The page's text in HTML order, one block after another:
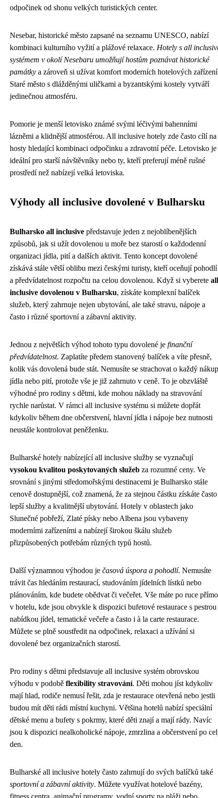
odpočinek od shonu velkých turistických center.
Nesebar, historické město zapsané na seznamu UNESCO, nabízí
kombinaci kulturního vyžití a plážové relaxace. Hotely s all
systémem v okolí Nesebaru umožňují hostům poznávat historické
památky a zároveň si užívat komfort moderních hotelových
Staré město s dlážděnými uličkami a byzantskými kostely vytváří
jedinečnou atmosféru.
Pomorie je menší letovisko známé svými léčivými bahenními
lázněmi a klidnější atmosférou. All inclusive hotely zde často cílí na
hosty hledající kombinaci odpočinku a zdravotní péče. Letovisko je
ideální pro starší návštěvníky nebo ty, kteří preferují méně rušné
prostředí než nabízejí velká letoviska.
Výhody all inclusive dovolené v Bulharsku
Bulharsko all inclusive představuje jeden z nejoblíbenějších
způsobů, jak si užít dovolenou u moře bez starostí o každodenní
organizaci jídla, pití a dalších aktivit. Tento koncept dovolené
získává stále větší oblibu mezi českými turisty, kteří oceňují pohodlí
a předvídatelnost rozpočtu na celou dovolenou. Když si vyberete all
inclusive dovolenou v Bulharsku, získáte komplexní balíček
služeb, který zahrnuje nejen ubytování, ale také stravu, nápoje a
často i různé sportovní a zábavní aktivity.
Jednou z největších výhod tohoto typu dovolené je finanční
předvídatelnost. Zaplatíte předem stanovený balíček a víte přesně,
kolik vás dovolená bude stát. Nemusíte se strachovat o každý nákup
jídla nebo pití, protože vše je již zahrnuto v ceně. To je obzvláště
výhodné pro rodiny s dětmi, kde mohou náklady na stravování
rychle narůstat. V rámci all inclusive systému si můžete dopřát
kdykoliv během dne občerstvení, hlavní jídla i nápoje bez nutnosti
neustále kontrolovat peněženku.
Bulharské hotely nabízející all inclusive služby se vyznačují
vysokou kvalitou poskytovaných služeb za rozumné ceny. Ve
srovnání s jinými středomořskými destinacemi je Bulharsko stále
cenově dostupnější, což znamená, že za stejnou částku získáte často
lepší služby a kvalitnější ubytování. Hotely v oblastech jako
Slunečné pobřeží, Zlaté písky nebo Albena jsou vybaveny
moderními zařízeními a nabízejí širokou škálu služeb
přizpůsobených potřebám různých typů hostů.
Další významnou výhodou je časová úspora a pohodlí. Nemusíte
trávit čas hledáním restaurací, studováním jídelních lístků nebo
plánováním, kde budete obědvat či večeřet. Vše máte po ruce přímo
v hotelu, kde jsou obvykle k dispozici bufetové restaurace s pestrou
nabídkou jídel, tematické večeře a často i à la carte restaurace.
Můžete se plně soustředit na odpočinek, relaxaci a užívání si
dovolené bez organizačních starostí.
Pro rodiny s dětmi představuje all inclusive systém obrovskou
výhodu v podobě flexibility stravování. Děti mohou jíst kdykoliv
mají hlad, rodiče nemusí řešit, zda je restaurace otevřená nebo jestli
budou mít děti rádi místní kuchyni. Většina hotelů nabízí speciální
dětské menu a bufety s pokrmy, které děti znají a mají rády. Navíc
jsou k dispozici nealkoholické nápoje, zmrzlina a občerstvení po
den.
Bulharské all inclusive hotely často zahrnují do svých balíčků také
sportovní a zábavní aktivity. Můžete využívat hotelové bazény,
fitness centra, animační programy, vodní sporty na pláži nebo